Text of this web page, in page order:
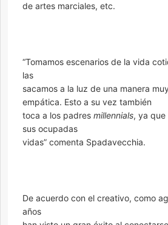
de artes marciales, etc.
“Tomamos escenarios de la vida
las
sacamos a la luz de una manera
empática. Esto a su vez también
toca a los padres millennials, ya
sus ocupadas
vidas” comenta Spadavecchia.
De acuerdo con el creativo, como
años